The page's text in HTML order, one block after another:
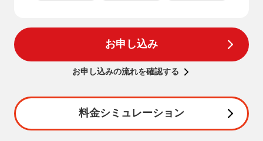
お申し込み
お申し込みの流れを確認する
料金シミュレーション